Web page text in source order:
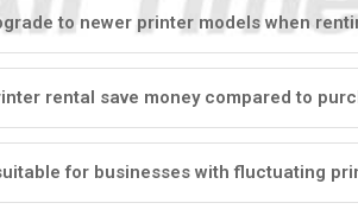
to newer printer models when
rental save money compared to
for businesses with fluctuating